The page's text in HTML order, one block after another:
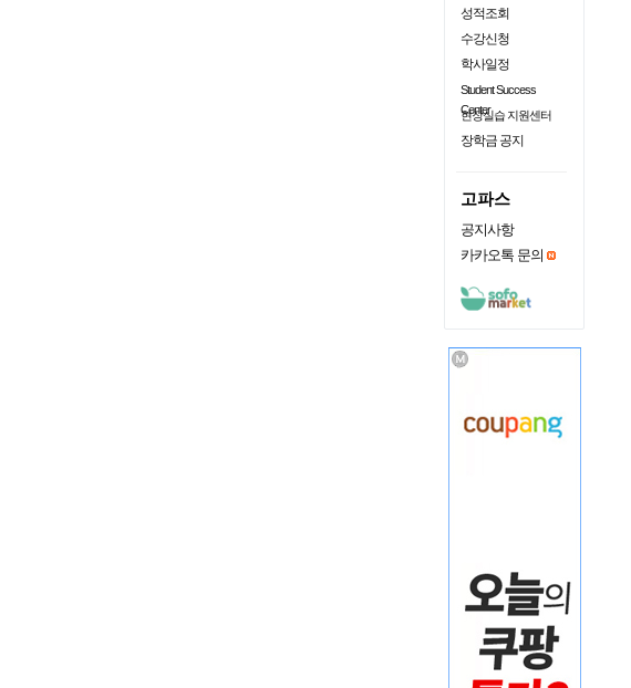
성적조회
수강신청
학사일정
Student Success
Center
현장실습 지원센터
장학금 공지
고파스
공지사항
카카오톡 문의